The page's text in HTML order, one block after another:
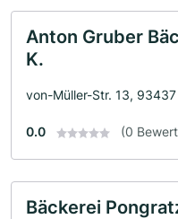
Anton Gruber
K.
von-Müller-Str. 13, 93437
0.0 (0
Bäckerei